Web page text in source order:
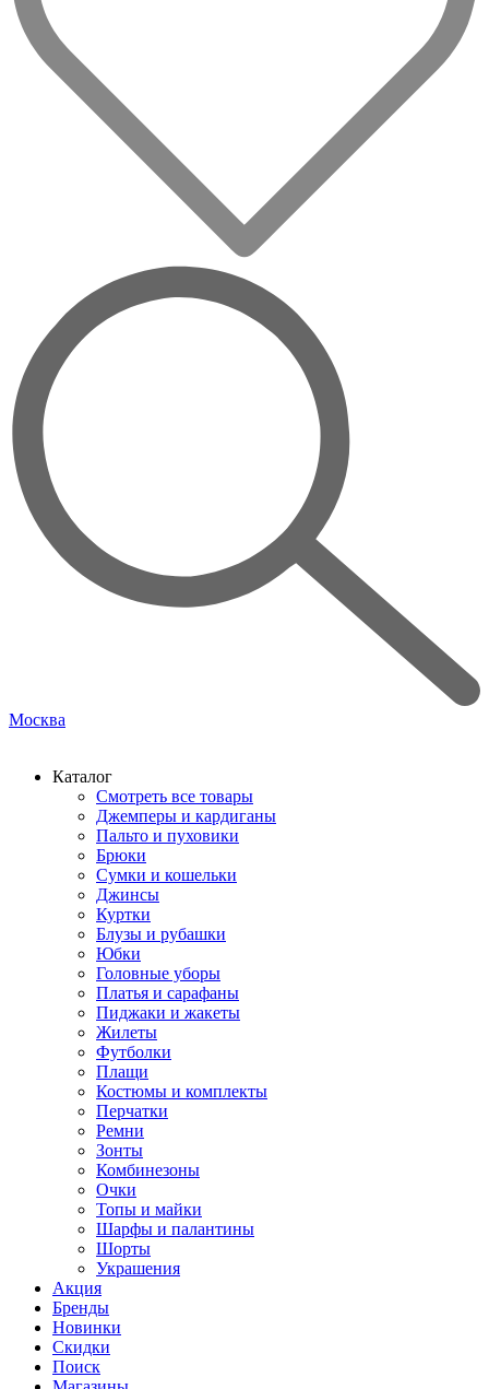
Москва
Каталог
Смотреть все товары
Джемперы и кардиганы
Пальто и пуховики
Брюки
Сумки и кошельки
Джинсы
Куртки
Блузы и рубашки
Юбки
Головные уборы
Платья и сарафаны
Пиджаки и жакеты
Жилеты
Футболки
Плащи
Костюмы и комплекты
Перчатки
Ремни
Зонты
Комбинезоны
Очки
Топы и майки
Шарфы и палантины
Шорты
Украшения
Акция
Бренды
Новинки
Скидки
Поиск